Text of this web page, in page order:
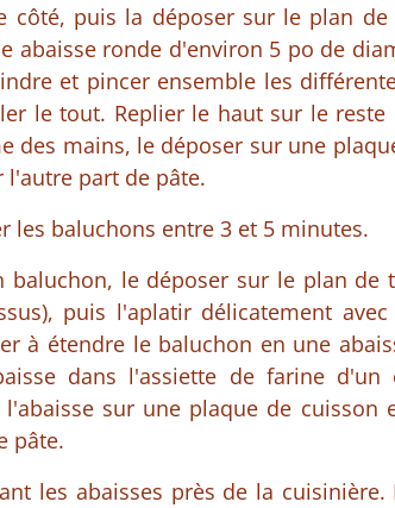
côté, puis la déposer sur le plan
abaisse ronde d'environ 5 po de
et pincer ensemble les
le tout. Replier le haut sur le
des mains, le déposer sur une
l'autre part de pâte.
les baluchons entre 3 et 5 minutes.
baluchon, le déposer sur le plan
puis l'aplatir délicatement
à étendre le baluchon en une
dans l'assiette de farine
l'abaisse sur une plaque de
pâte.
les abaisses près de la